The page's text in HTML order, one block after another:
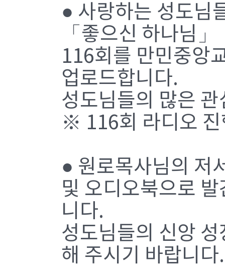
● 사랑하는 성도님
「좋으신 하나님」
116회를 만민중앙
업로드합니다.
성도님들의 많은
※ 116회 라디오 진
● 원로목사님의 저
및 오디오북으로
니다.
성도님들의 신앙
해 주시기 바랍니다.